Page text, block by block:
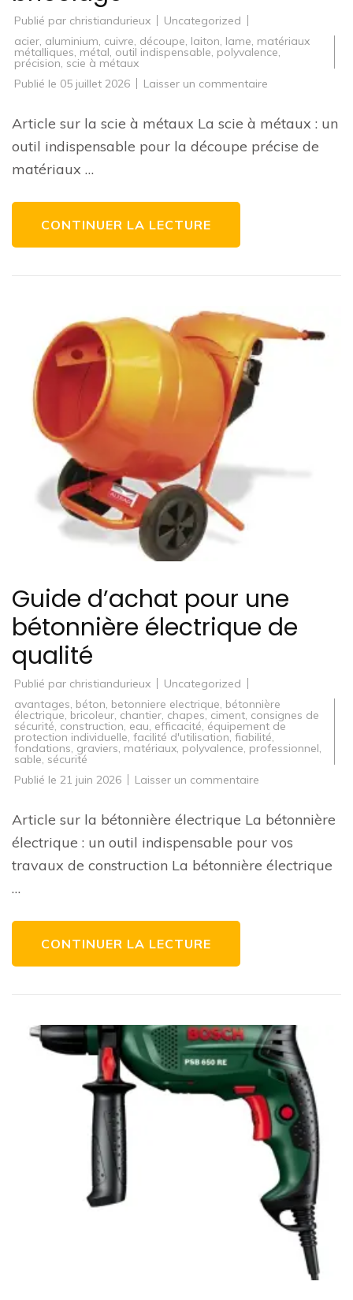
Publié par christiandurieux
Uncategorized
acier, aluminium, cuivre, découpe, laiton, lame, matériaux
métalliques, métal, outil indispensable, polyvalence,
précision, scie à métaux
Publié le 05 juillet 2026 Laisser un commentaire
Comment
choisir
la
Article sur la scie à métaux La scie à métaux : un
outil indispensable pour la découpe précise de
matériaux …
CONTINUER LA LECTURE
Guide d’achat pour une
bétonnière électrique de
qualité
Publié par christiandurieux
Uncategorized
avantages, béton, betonniere electrique, bétonnière
électrique, bricoleur, chantier, chapes, ciment, consignes de
sécurité, construction, eau, efficacité, équipement de
protection individuelle, facilité d'utilisation, fiabilité,
fondations, graviers, matériaux, polyvalence, professionnel,
sable, sécurité
Publié le 21 juin 2026 Laisser un commentaire
pour
une
électrique
de
qualité
Article sur la bétonnière électrique La bétonnière
électrique : un outil indispensable pour vos
travaux de construction La bétonnière électrique
…
CONTINUER LA LECTURE